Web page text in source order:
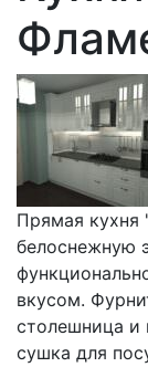
Прямая кухня
белоснежную
вкусом.
столешница и
сушка для